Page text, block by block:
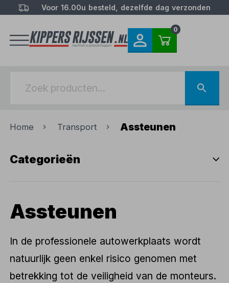
Voor 16.00u besteld, dezelfde dag verzonden
0
Home Transport Assteunen
Categorieën
Assteunen
In de professionele autowerkplaats wordt
natuurlijk geen enkel risico genomen met
betrekking tot de veiligheid van de monteurs.